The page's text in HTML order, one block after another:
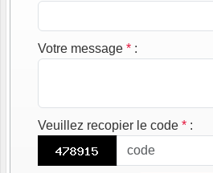
Votre message * :
Veuillez recopier le code * :